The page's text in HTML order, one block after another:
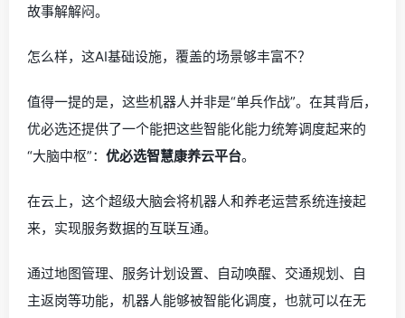
故事解解闷。
怎么样，这AI基础设施，覆盖的场景够丰富不？
值得一提的是，这些机器人并非是“单兵作战”。在其背后，
优必选还提供了一个能把这些智能化能力统筹调度起来的
“大脑中枢”： 优必选智慧康养云平台。
在云上，这个超级大脑会将机器人和养老运营系统连接起
来，实现服务数据的互联互通。
通过地图管理、服务计划设置、自动唤醒、交通规划、自
主返岗等功能，机器人能够被智能化调度，也就可以在无